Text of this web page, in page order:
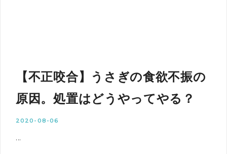
【不正咬合】うさぎの食欲不振の
原因。処置はどうやってやる？
2020-08-06
...